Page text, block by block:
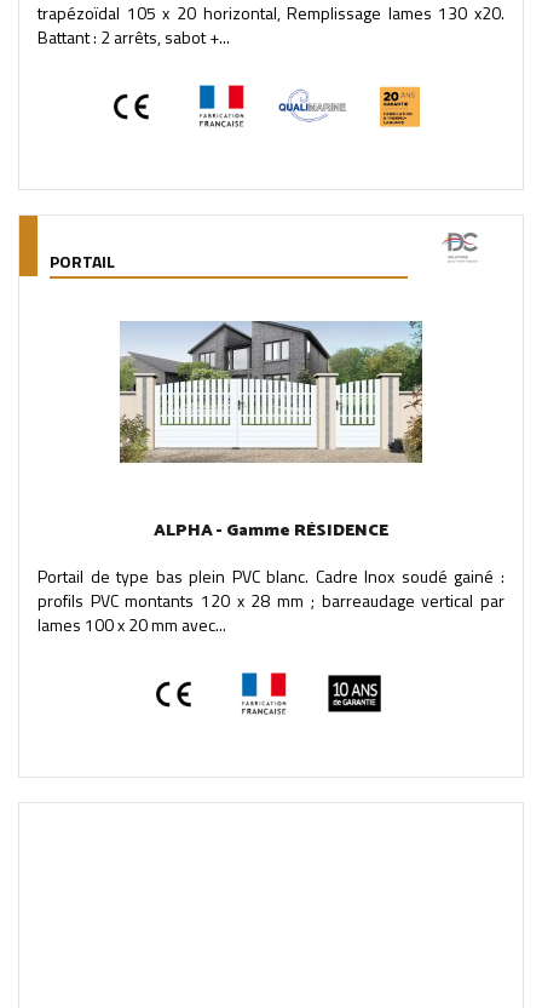
trapézoïdal 105 x 20 horizontal, Remplissage lames 130 x20.
Battant : 2 arrêts, sabot +...
PORTAIL
ALPHA - Gamme RÉSIDENCE
Portail de type bas plein PVC blanc. Cadre Inox soudé gainé :
profils PVC montants 120 x 28 mm ; barreaudage vertical par
lames 100 x 20 mm avec...